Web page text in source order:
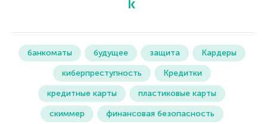
банкоматы будущее защита
Кардеры
киберпреступность
Кредитки
кредитные карты
пластиковые карты
скиммер
финансовая безопасность